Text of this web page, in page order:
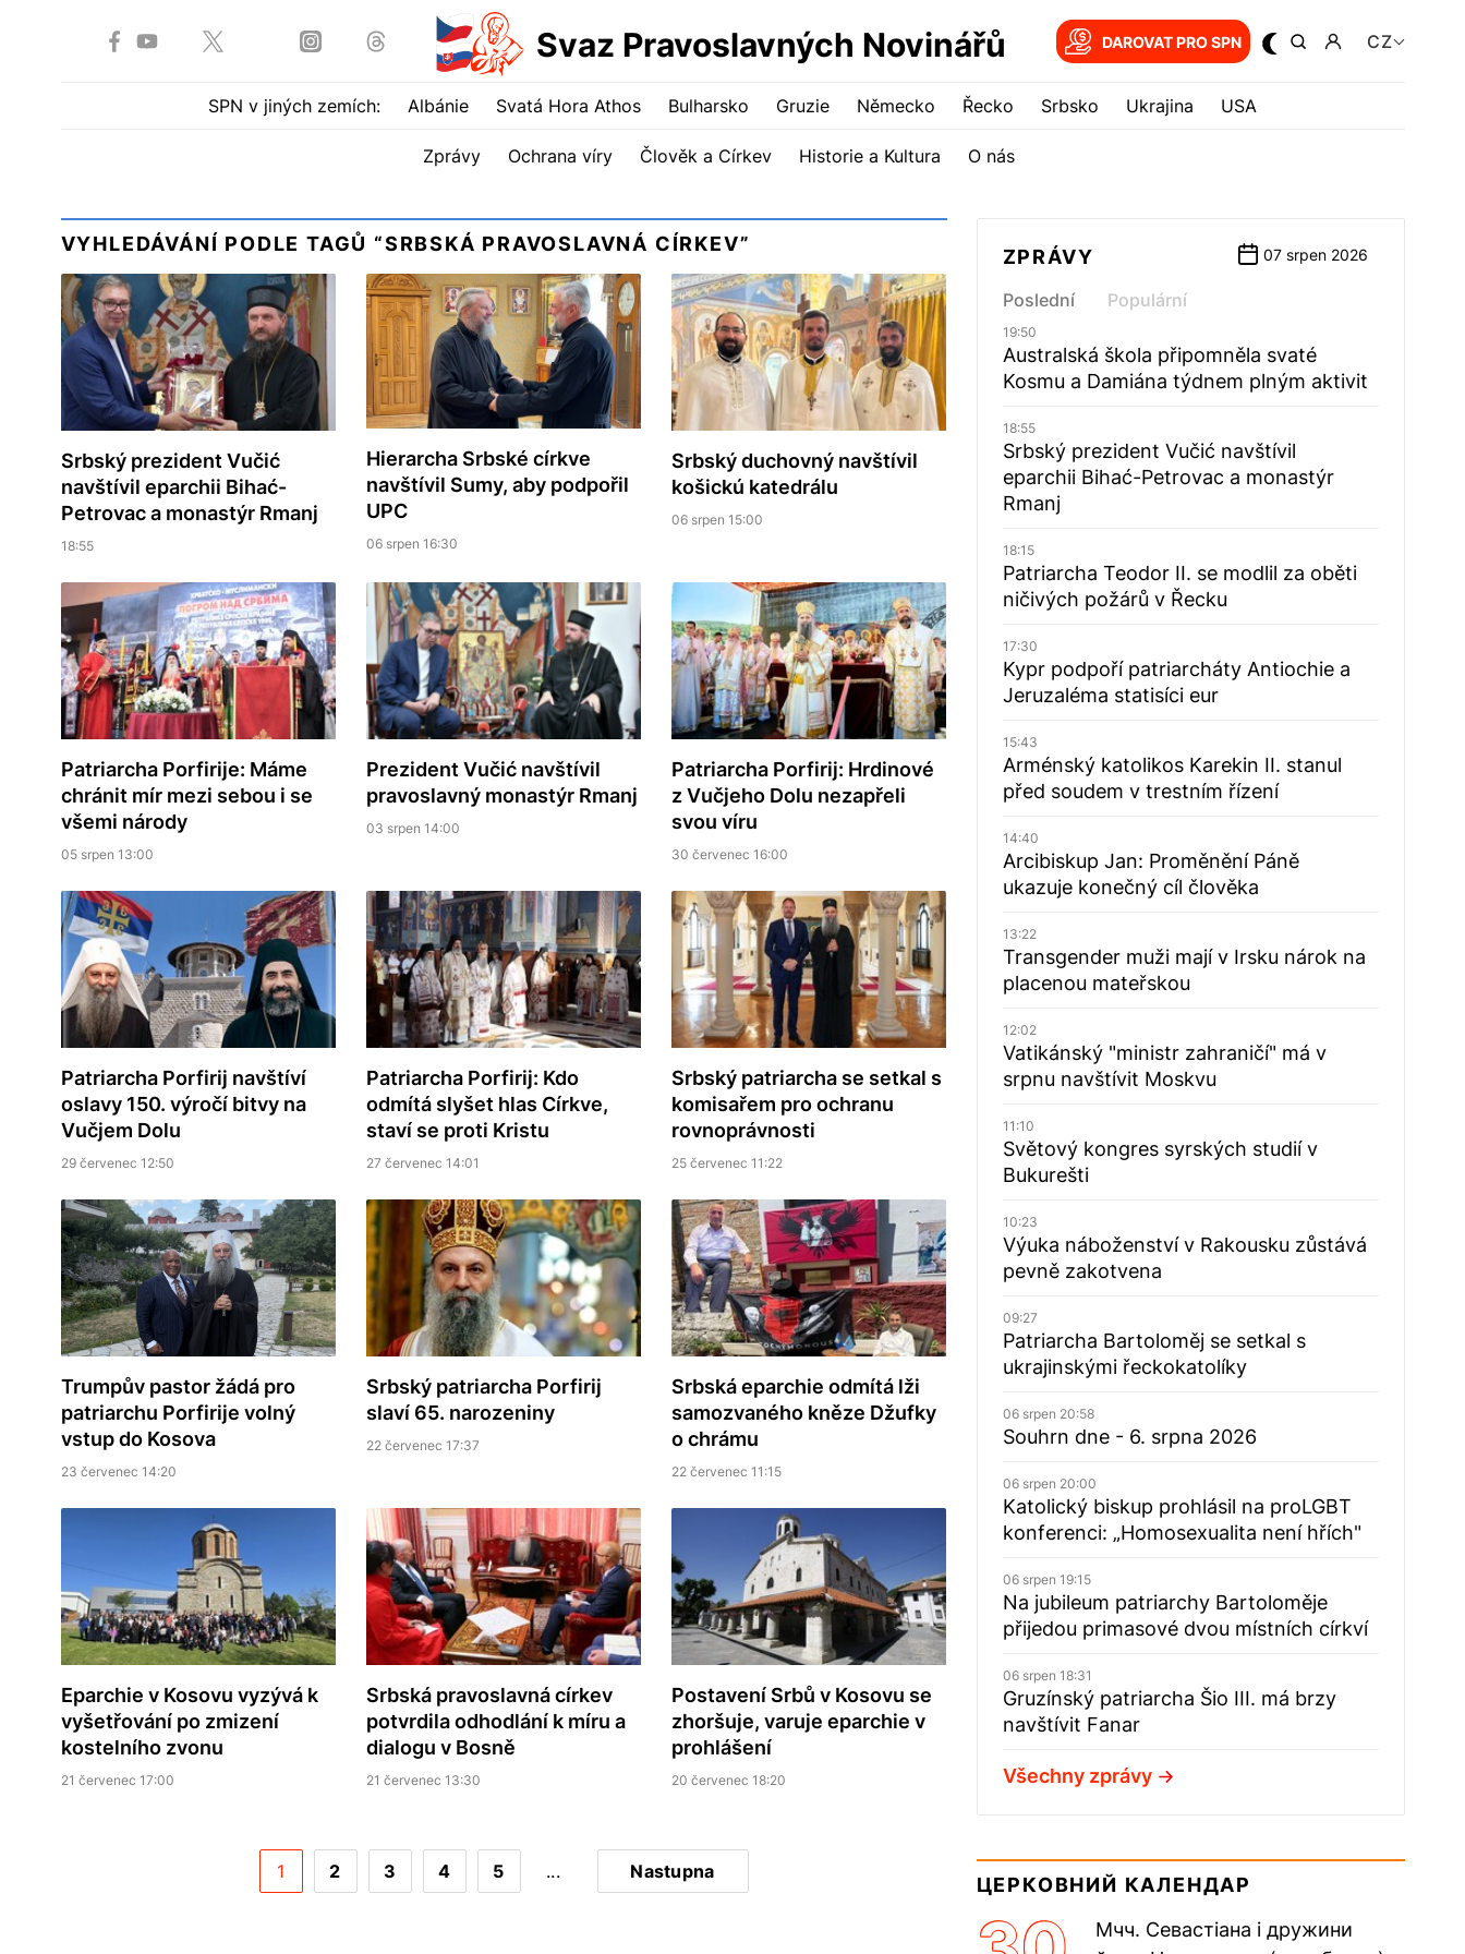
Svaz Pravoslavných Novinářů DAROVAT PRO SPN CZ
SPN v jiných zemích: Albánie Svatá Hora Athos Bulharsko Gruzie Německo Řecko Srbsko Ukrajina USA
Zprávy Ochrana víry Člověk a Církev Historie a Kultura O nás
VYHLEDÁVÁNÍ PODLE TAGŮ “SRBSKÁ PRAVOSLAVNÁ CÍRKEV”
Srbský prezident Vučić
navštívil eparchii Bihać-
Petrovac a monastýr Rmanj
18:55
Hierarcha Srbské církve
navštívil Sumy, aby podpořil
UPC
06 srpen 16:30
Srbský duchovný navštívil
košickú katedrálu
06 srpen 15:00
Patriarcha Porfirije: Máme
chránit mír mezi sebou i se
všemi národy
05 srpen 13:00
Prezident Vučić navštívil
pravoslavný monastýr Rmanj
03 srpen 14:00
Patriarcha Porfirij: Hrdinové
z Vučjeho Dolu nezapřeli
svou víru
30 červenec 16:00
Patriarcha Porfirij navštíví
oslavy 150. výročí bitvy na
Vučjem Dolu
29 červenec 12:50
Patriarcha Porfirij: Kdo
odmítá slyšet hlas Církve,
staví se proti Kristu
27 červenec 14:01
Srbský patriarcha se setkal s
komisařem pro ochranu
rovnoprávnosti
25 červenec 11:22
Trumpův pastor žádá pro
patriarchu Porfirije volný
vstup do Kosova
23 červenec 14:20
Srbský patriarcha Porfirij
slaví 65. narozeniny
22 červenec 17:37
Srbská eparchie odmítá lži
samozvaného kněze Džufky
o chrámu
22 červenec 11:15
Eparchie v Kosovu vyzývá k
vyšetřování po zmizení
kostelního zvonu
21 červenec 17:00
Srbská pravoslavná církev
potvrdila odhodlání k míru a
dialogu v Bosně
21 červenec 13:30
Postavení Srbů v Kosovu se
zhoršuje, varuje eparchie v
prohlášení
20 červenec 18:20
1 2 3 4 5 ... Nastupna
ZPRÁVY 07 srpen 2026
Poslední Populární
19:50
Australská škola připomněla svaté
Kosmu a Damiána týdnem plným aktivit
18:55
Srbský prezident Vučić navštívil
eparchii Bihać-Petrovac a monastýr
Rmanj
18:15
Patriarcha Teodor II. se modlil za oběti
ničivých požárů v Řecku
17:30
Kypr podpoří patriarcháty Antiochie a
Jeruzaléma statisíci eur
15:43
Arménský katolikos Karekin II. stanul
před soudem v trestním řízení
14:40
Arcibiskup Jan: Proměnění Páně
ukazuje konečný cíl člověka
13:22
Transgender muži mají v Irsku nárok na
placenou mateřskou
12:02
Vatikánský "ministr zahraničí" má v
srpnu navštívit Moskvu
11:10
Světový kongres syrských studií v
Bukurešti
10:23
Výuka náboženství v Rakousku zůstává
pevně zakotvena
09:27
Patriarcha Bartoloměj se setkal s
ukrajinskými řeckokatolíky
06 srpen 20:58
Souhrn dne - 6. srpna 2026
06 srpen 20:00
Katolický biskup prohlásil na proLGBT
konferenci: „Homosexualita není hřích"
06 srpen 19:15
Na jubileum patriarchy Bartoloměje
přijedou primasové dvou místních církví
06 srpen 18:31
Gruzínský patriarcha Šio III. má brzy
navštívit Fanar
Všechny zprávy
ЦЕРКОВНИЙ КАЛЕНДАР
Мчч. Севастіана і дружини